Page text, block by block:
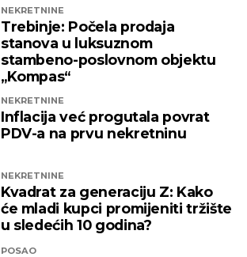
NEKRETNINE
Trebinje: Počela prodaja
stanova u luksuznom
stambeno-poslovnom objektu
„Kompas“
NEKRETNINE
Inflacija već progutala povrat
PDV-a na prvu nekretninu
NEKRETNINE
Kvadrat za generaciju Z: Kako
će mladi kupci promijeniti tržište
u sledećih 10 godina?
POSAO